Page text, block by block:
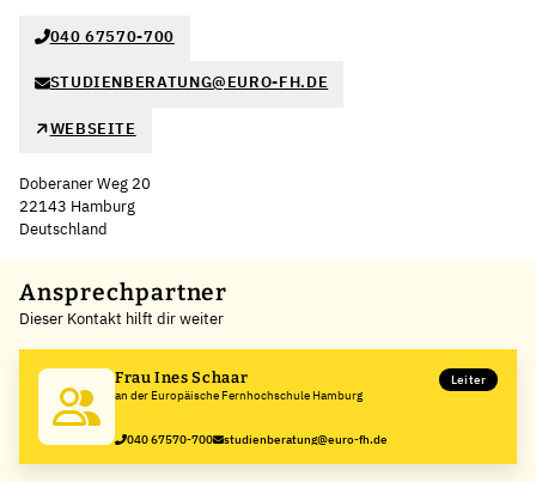
040 67570-700
STUDIENBERATUNG@EURO-FH.DE
WEBSEITE
Doberaner Weg 20
22143 Hamburg
Deutschland
+
−
Ansprechpartner
Dieser Kontakt hilft dir weiter
Frau Ines Schaar
an der Europäische Fernhochschule Hamburg
Leiter
040 67570-700 studienberatung@euro-fh.de